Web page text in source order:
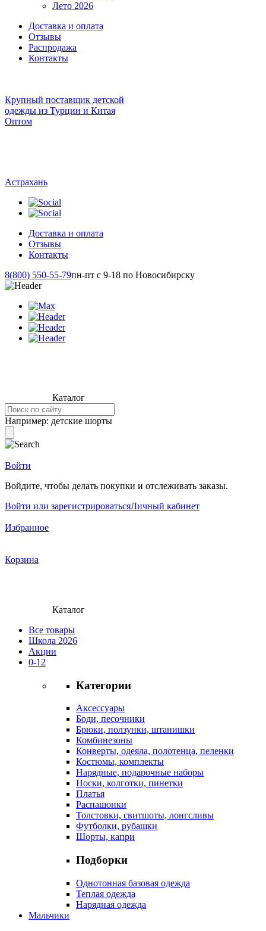
Лето 2026
Доставка и оплата
Отзывы
Распродажа
Контакты
Крупный поставщик детской
одежды из Турции и Китая
Оптом
Астрахань
Доставка и оплата
Отзывы
Контакты
8(800) 550-55-79пн-пт с 9-18 по Новосибирску
Каталог
Например: детские шорты
Войти
Войдите, чтобы делать покупки и отслеживать заказы.
Войти или зарегистрироватьсяЛичный кабинет
Избранное
Корзина
Каталог
Все товары
Школа 2026
Акции
0-12
Категории
Аксессуары
Боди, песочники
Брюки, ползунки, штанишки
Комбинезоны
Конверты, одеяла, полотенца, пеленки
Костюмы, комплекты
Нарядные, подарочные наборы
Носки, колготки, пинетки
Платья
Распашонки
Толстовки, свитшоты, лонгсливы
Футболки, рубашки
Шорты, капри
Подборки
Однотонная базовая одежда
Теплая одежда
Нарядная одежда
Мальчики